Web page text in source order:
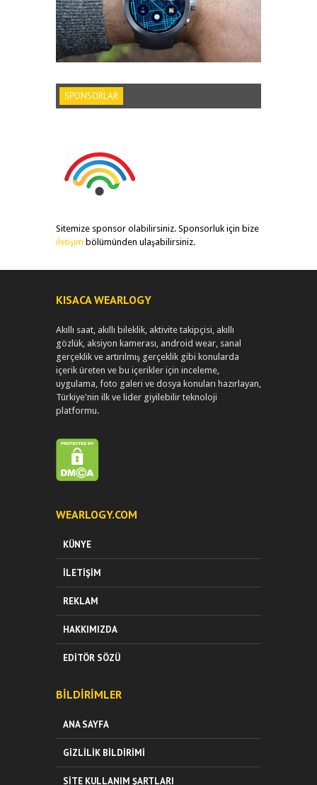
SPONSORLAR
Sitemize sponsor olabilirsiniz. Sponsorluk için bize
iletişim bölümünden ulaşabilirsiniz.
KISACA WEARLOGY
Akıllı saat, akıllı bileklik, aktivite takipçisi, akıllı
gözlük, aksiyon kamerası, android wear, sanal
gerçeklik ve artırılmış gerçeklik gibi konularda
içerik üreten ve bu içerikler için inceleme,
uygulama, foto galeri ve dosya konuları hazırlayan,
Türkiye'nin ilk ve lider giyilebilir teknoloji
platformu.
WEARLOGY.COM
KÜNYE
İLETIŞIM
REKLAM
HAKKIMIZDA
EDITÖR SÖZÜ
BILDIRIMLER
ANA SAYFA
GIZLILIK BILDIRIMI
SITE KULLANIM ŞARTLARI